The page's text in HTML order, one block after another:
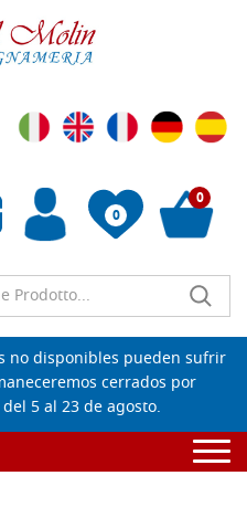
0
vuota
0
no disponibles pueden sufrir
cerrados por
5 al 23 de agosto.